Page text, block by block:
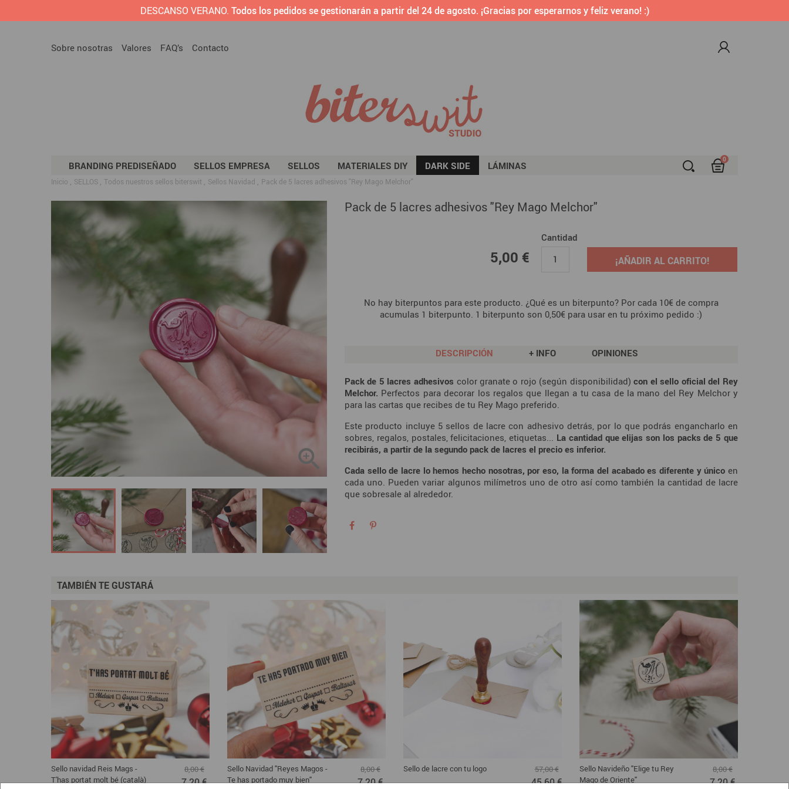
DESCANSO VERANO. Todos los pedidos se gestionarán a partir del 24 de agosto. ¡Gracias por esperarnos y feliz verano! :)
Sobre nosotras Valores FAQ’s Contacto
BRANDING PREDISEÑADO SELLOS EMPRESA SELLOS MATERIALES DIY DARK SIDE LÁMINAS
0
Inicio SELLOS Todos nuestros sellos biterswit Sellos Navidad Pack de 5 lacres adhesivos "Rey Mago Melchor"

Pack de 5 lacres adhesivos "Rey Mago Melchor"
5,00 €
Cantidad
¡AÑADIR AL CARRITO!
No hay biterpuntos para este producto. ¿Qué es un biterpunto? Por cada 10€ de compra
acumulas 1 biterpunto. 1 biterpunto son 0,50€ para usar en tu próximo pedido :)
DESCRIPCIÓN + INFO OPINIONES
Pack de 5 lacres adhesivos color granate o rojo (según disponibilidad) con el sello oficial del Rey
Melchor. Perfectos para decorar los regalos que llegan a tu casa de la mano del Rey Melchor y
para las cartas que recibes de tu Rey Mago preferido.
Este producto incluye 5 sellos de lacre con adhesivo detrás, por lo que podrás engancharlo en
sobres, regalos, postales, felicitaciones, etiquetas... La cantidad que elijas son los packs de 5 que
recibirás, a partir de la segundo pack de lacres el precio es inferior.
Cada sello de lacre lo hemos hecho nosotras, por eso, la forma del acabado es diferente y único en
cada uno. Pueden variar algunos milímetros uno de otro así como también la cantidad de lacre
que sobresale al alrededor.
TAMBIÉN TE GUSTARÁ
Sello navidad Reis Mags -
T'has portat molt bé (català)
8,00 €
7,20 €
Sello Navidad "Reyes Magos -
Te has portado muy bien"
8,00 €
7,20 €
Sello de lacre con tu logo 57,00 €
45,60 €
Sello Navideño "Elige tu Rey
Mago de Oriente"
8,00 €
7,20 €